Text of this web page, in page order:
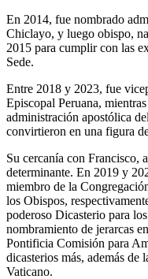
En 2014, fue nombrado
Chiclayo, y luego obispo,
2015 para cumplir con las
Sede.
Entre 2018 y 2023, fue
Episcopal Peruana,
administración apostólica
convirtieron en una figura
Su cercanía con Francisco,
determinante. En 2019 y
miembro de la
los Obispos,
poderoso Dicasterio para
nombramiento de jerarcas
Pontificia Comisión para
dicasterios más, además
Vaticano.